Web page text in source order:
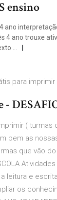
ensino
ano
4 ano trouxe
…
para imprimir
-
( turmas
bem as
que vão
leitura e
os